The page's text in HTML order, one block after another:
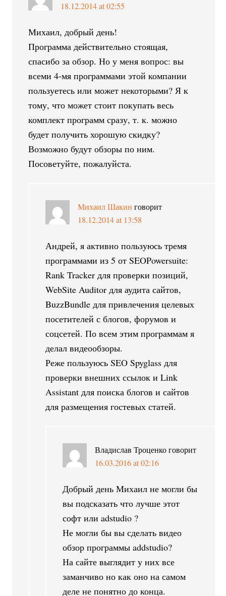
18.12.2014 at 02:55
Михаил, добрый день!
Программа действительно стоящая,
спасибо за обзор. Но у меня вопрос: вы
всеми 4-мя программами этой компании
пользуетесь или может некоторыми? Я к
тому, что может стоит покупать весь
комплект программ сразу, т. к. можно
будет получить хорошую скидку?
Возможно будут обзоры по ним.
Посоветуйте, пожалуйста.
Михаил Шакин говорит
18.12.2014 at 13:58
Андрей, я активно пользуюсь тремя
программами из 5 от SEOPowersuite:
Rank Tracker для проверки позиций,
WebSite Auditor для аудита сайтов,
BuzzBundle для привлечения целевых
посетителей с блогов, форумов и
соцсетей. По всем этим программам я
делал видеообзоры.
Реже пользуюсь SEO Spyglass для
проверки внешних ссылок и Link
Assistant для поиска блогов и сайтов
для размещения гостевых статей.
Владислав Троценко говорит
16.03.2016 at 02:16
Добрый день Михаил не могли бы
вы подсказать что лучше этот
софт или adstudio ?
Не могли бы вы сделать видео
обзор программы addstudio?
На сайте выглядит у них все
заманчиво но как оно на самом
деле не понятно до конца.